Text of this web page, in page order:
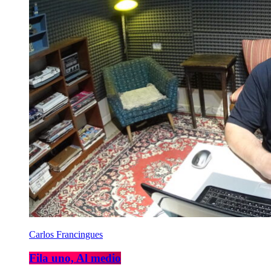
Carlos Francingues
Fila uno, Al medio